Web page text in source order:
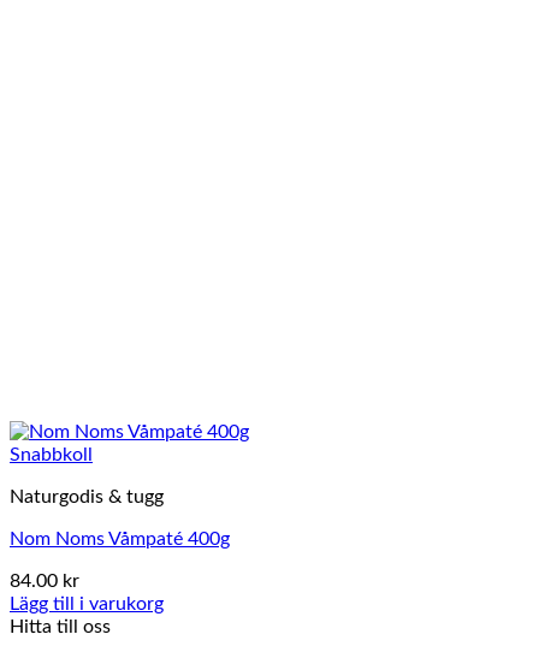
Snabbkoll
Naturgodis & tugg
Nom Noms Våmpaté 400g
84.00 kr
Lägg till i varukorg
Hitta till oss